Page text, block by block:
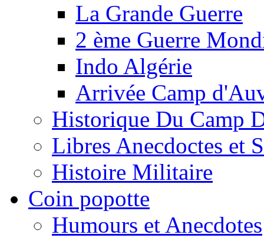
La Grande Guerre
2 ème Guerre
Indo Algérie
Arrivée Camp
Historique Du Camp
Libres Anecdoctes et
Histoire Militaire
Coin popotte
Humours et Anecdotes